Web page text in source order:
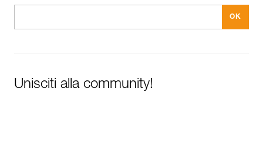
Unisciti alla community!